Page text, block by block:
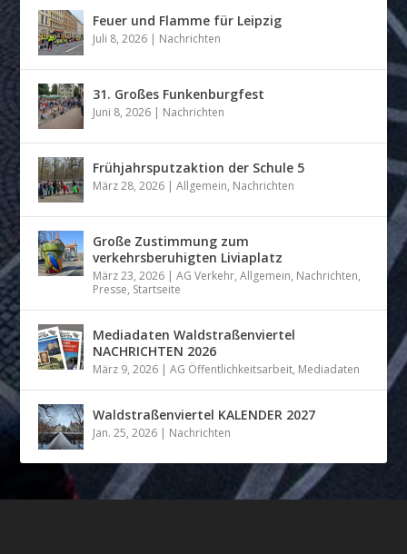
Feuer und Flamme für Leipzig
Juli 8, 2026 | Nachrichten
31. Großes Funkenburgfest
Juni 8, 2026 | Nachrichten
Frühjahrsputzaktion der Schule 5
März 28, 2026 |Allgemein, Nachrichten
Große Zustimmung zum
verkehrsberuhigten Liviaplatz
März 23, 2026 |AG Verkehr,Allgemein, Nachrichten,
Presse, Startseite
Mediadaten Waldstraßenviertel
NACHRICHTEN 2026
März 9, 2026 |AG Öffentlichkeitsarbeit, Mediadaten
Waldstraßenviertel KALENDER 2027
Jan. 25, 2026 | Nachrichten